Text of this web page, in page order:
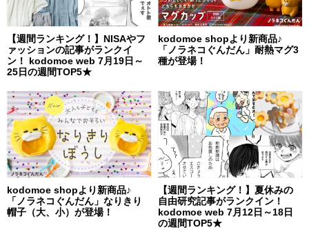
【週間ランキング！】NISAやフ
ァッションの記事がランクイ
ン！ kodomoe web 7月19日～
25日の週間TOP5★
kodomoe shopより新商品♪
「ノラネコぐんだん」耐熱マグ3
種が登場！
kodomoe shopより新商品♪
「ノラネコぐんだん」なりきり
帽子（大、小）が登場！
【週間ランキング！】夏休みの
自由研究記事がランクイン！
kodomoe web 7月12日～18日
の週間TOP5★